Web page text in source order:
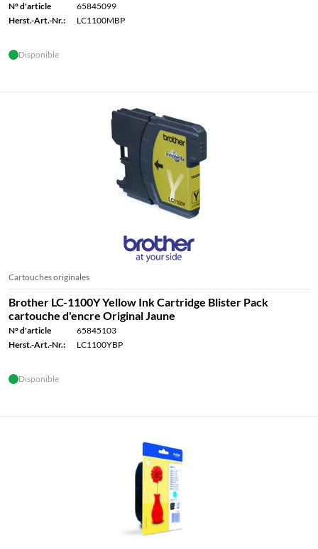
N° d'article
65845099
Herst.-Art.-Nr.:
LC1100MBP
Disponible
Cartouches originales
Brother LC-1100Y Yellow Ink Cartridge Blister Pack
cartouche d'encre Original Jaune
N° d'article
65845103
Herst.-Art.-Nr.:
LC1100YBP
Disponible